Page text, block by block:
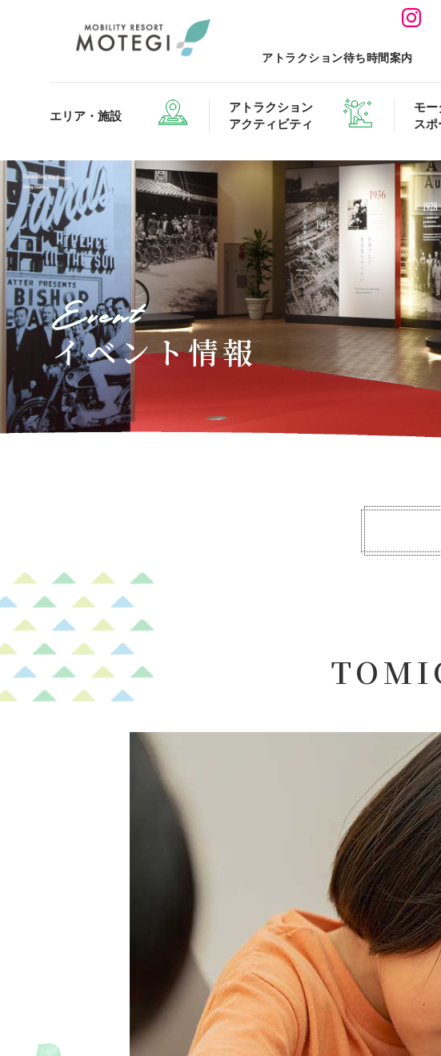
アトラクション待ち時間案内
エリア・施設
アトラクション
アクティビティ
モー
スポ
エリア・施設TOP
パーク
アトラクション・アクティビティTOP
森感覚アスレチック DOKIDOKI 迷宮森
アクテ
大人も楽しめるレーシングカート
モータースポーツ
MotoGP™ トライ
全日本
もて耐
もてぎロードレース
交通教育センターもてぎ スクール・走行会 2輪
ホテルTOP
スタンダードルーム
森のレストラン MARCHERANT
レストランTOP
カフェテリア オーク 森のジ
グッズ＆ショップTOP
グッズ・ショップ情報 オンライ
Event
イベント情報